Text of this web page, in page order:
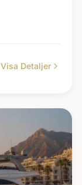
Visa Detaljer